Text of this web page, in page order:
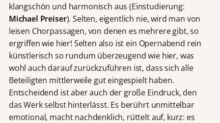
klangschön und harmonisch aus (Einstudierung:
Michael Preiser). Selten, eigentlich nie, wird man von
leisen Chorpassagen, von denen es mehrere gibt, so
ergriffen wie hier! Selten also ist ein Opernabend rein
künstlerisch so rundum überzeugend wie hier, was
wohl auch darauf zurückzuführen ist, dass sich alle
Beteiligten mittlerweile gut eingespielt haben.
Entscheidend ist aber auch der große Eindruck, den
das Werk selbst hinterlässt. Es berührt unmittelbar
emotional, macht nachdenklich, rüttelt auf, kurz: es